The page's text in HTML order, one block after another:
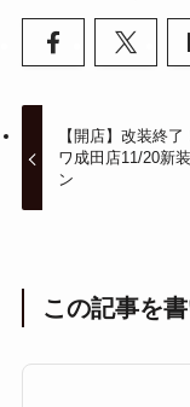
【開店】改装終
ワ成田店11/20新
ン
この記事を